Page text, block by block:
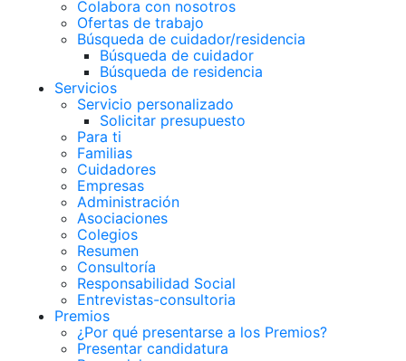
Colabora con nosotros
Ofertas de trabajo
Búsqueda de cuidador/residencia
Búsqueda de cuidador
Búsqueda de residencia
Servicios
Servicio personalizado
Solicitar presupuesto
Para ti
Familias
Cuidadores
Empresas
Administración
Asociaciones
Colegios
Resumen
Consultoría
Responsabilidad Social
Entrevistas-consultoria
Premios
¿Por qué presentarse a los Premios?
Presentar candidatura